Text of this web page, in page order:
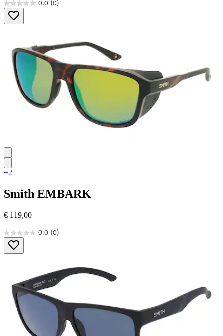
0.0 (0)
0.0
von
5
+2
Smith EMBARK
€ 119,00
0.0 (0)
0.0
von
5